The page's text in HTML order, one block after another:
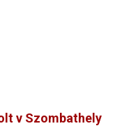
v Szombathely